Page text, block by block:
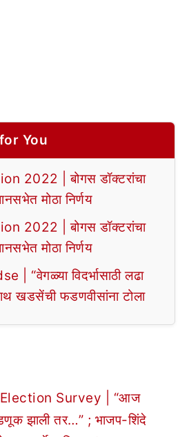
You
2022 | बोगस डॉक्टरांचा
मोठा निर्णय
2022 | बोगस डॉक्टरांचा
मोठा निर्णय
| “वेगळ्या विदर्भासाठी लढा
खडसेंची फडणवीसांना टोला
Survey | “आज
झाली तर…” ; भाजप-शिंदे